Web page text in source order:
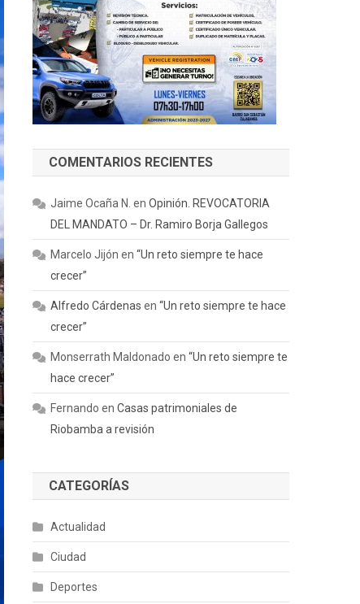
COMENTARIOS RECIENTES
Jaime Ocaña N. enOpinión. REVOCATORIA
DEL MANDATO – Dr. Ramiro Borja Gallegos
Marcelo Jijón en“Un reto siempre te hace
crecer”
Alfredo Cárdenas en“Un reto siempre te hace
crecer”
Monserrath Maldonado en“Un reto siempre te
hace crecer”
Fernando enCasas patrimoniales de
Riobamba a revisión
CATEGORÍAS
Actualidad
Ciudad
Deportes